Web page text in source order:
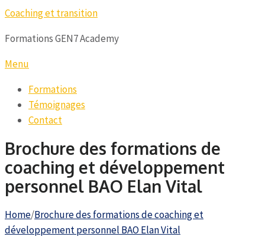
Coaching et transition
Formations GEN7 Academy
Menu
Formations
Témoignages
Contact
Brochure des formations de
coaching et développement
personnel BAO Elan Vital
Home/Brochure des formations de coaching et
développement personnel BAO Elan Vital